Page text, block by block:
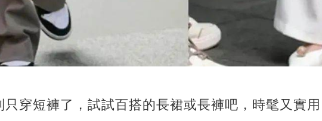
只穿短褲了，試試百搭的長裙或長褲吧，時髦又實